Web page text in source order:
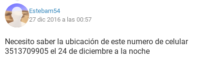
Estebam54
27 dic 2016 a las 00:57
Necesito saber la ubicación de este numero de celular
3513709905 el 24 de diciembre a la noche